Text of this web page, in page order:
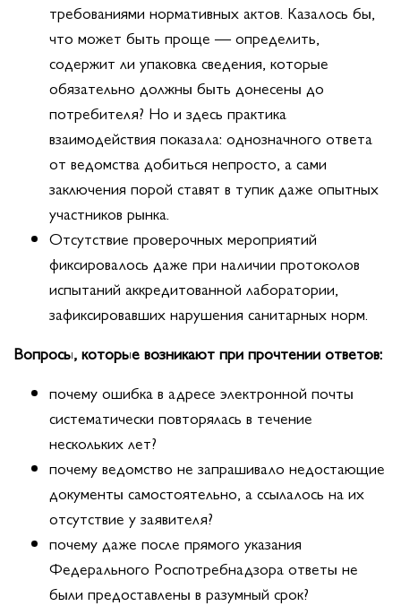
требованиями нормативных актов. Казалось бы,
что может быть проще — определить,
содержит ли упаковка сведения, которые
обязательно должны быть донесены до
потребителя? Но и здесь практика
взаимодействия показала: однозначного ответа
от ведомства добиться непросто, а сами
заключения порой ставят в тупик даже опытных
участников рынка.
Отсутствие проверочных мероприятий
фиксировалось даже при наличии протоколов
испытаний аккредитованной лаборатории,
зафиксировавших нарушения санитарных норм.
Вопросы, которые возникают при прочтении ответов:
почему ошибка в адресе электронной почты
систематически повторялась в течение
нескольких лет?
почему ведомство не запрашивало недостающие
документы самостоятельно, а ссылалось на их
отсутствие у заявителя?
почему даже после прямого указания
Федерального Роспотребнадзора ответы не
были предоставлены в разумный срок?